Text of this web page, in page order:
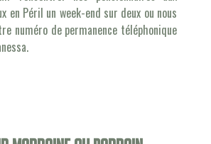
en Péril un week-end sur deux ou nous
numéro de permanence téléphonique